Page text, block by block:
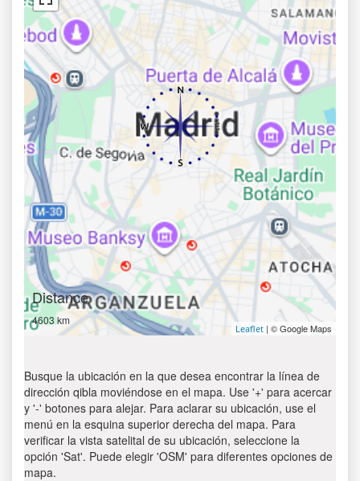
Distance
4603 km
Leaflet | © Google Maps
Busque la ubicación en la que desea encontrar la línea de
dirección qibla moviéndose en el mapa. Use '+' para acercar
y '-' botones para alejar. Para aclarar su ubicación, use el
menú en la esquina superior derecha del mapa. Para
verificar la vista satelital de su ubicación, seleccione la
opción 'Sat'. Puede elegir 'OSM' para diferentes opciones de
mapa.